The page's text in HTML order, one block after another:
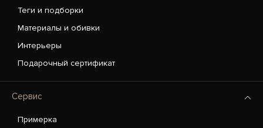
Теги и подборки
Материалы и обивки
Интерьеры
Подарочный сертификат
Сервис
Примерка